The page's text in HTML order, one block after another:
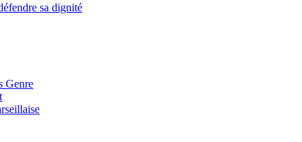
sa dignité
Genre